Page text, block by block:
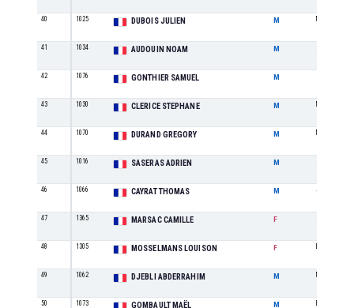
40 1025 DUBOIS JULIEN M M0
41 1034 AUDOUIN NOAM M
42 1076 GONTHIER SAMUEL M
43 1030 CLERICE STEPHANE M M2
44 1070 DURAND GREGORY M M0
45 1016 SASERAS ADRIEN M
46 1066 CAYRAT THOMAS M JU
47 1365 MARSAC CAMILLE F
48 1305 MOSSELMANS LOUISON F ES
49 1062 DJEBLI ABDERRAHIM M M4
50 1073 GOMBAULT MAËL M ES